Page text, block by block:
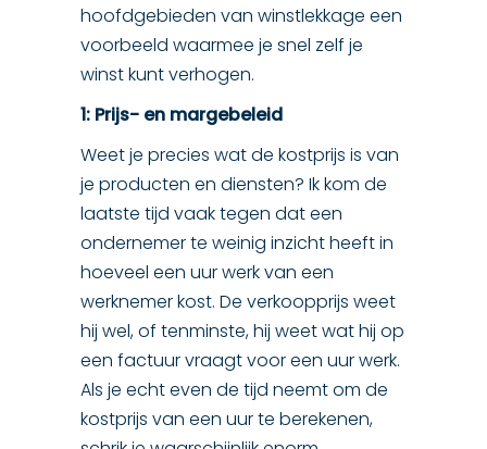
hoofdgebieden van winstlekkage een
voorbeeld waarmee je snel zelf je
winst kunt verhogen.
1: Prijs- en margebeleid
Weet je precies wat de kostprijs is van
je producten en diensten? Ik kom de
laatste tijd vaak tegen dat een
ondernemer te weinig inzicht heeft in
hoeveel een uur werk van een
werknemer kost. De verkoopprijs weet
hij wel, of tenminste, hij weet wat hij op
een factuur vraagt voor een uur werk.
Als je echt even de tijd neemt om de
kostprijs van een uur te berekenen,